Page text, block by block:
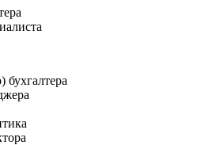
бухгалтера